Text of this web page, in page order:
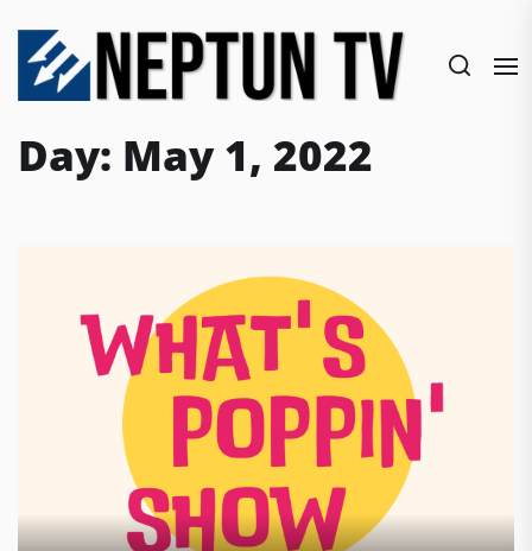
content
Day: May 1, 2022